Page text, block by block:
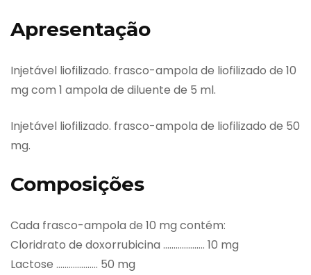
Apresentação
Injetável liofilizado. frasco-ampola de liofilizado de 10
mg com 1 ampola de diluente de 5 ml.
Injetável liofilizado. frasco-ampola de liofilizado de 50
mg.
Composições
Cada frasco-ampola de 10 mg contém:
Cloridrato de doxorrubicina ……………….. 10 mg
Lactose ……………….. 50 mg